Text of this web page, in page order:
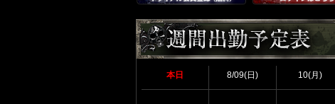
ッチ
メン
ト
本日 8/09(日) 10(月)